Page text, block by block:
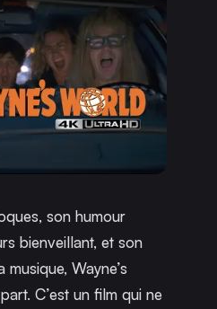
son humour
bienveillant, et son
musique, Wayne’s
C’est un film qui ne